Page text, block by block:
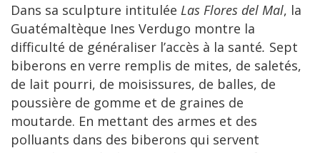
Dans sa sculpture intitulée Las Flores del Mal, la
Guatémaltèque Ines Verdugo montre la
difficulté de généraliser l’accès à la santé. Sept
biberons en verre remplis de mites, de saletés,
de lait pourri, de moisissures, de balles, de
poussière de gomme et de graines de
moutarde. En mettant des armes et des
polluants dans des biberons qui servent